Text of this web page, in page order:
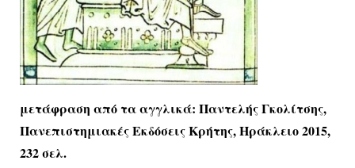
μετάφραση από τα αγγλικά: Παντελής Γκολίτσης,
Πανεπιστημιακές Εκδόσεις Κρήτης, Ηράκλειο 2015,
232 σελ.